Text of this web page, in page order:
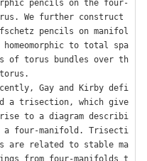
pencils on the four-
We further construct
pencils on manifol
homeomorphic to total spa
of torus bundles over th
Gay and Kirby defi
a trisection, which give
to a diagram describi
a four-manifold. Trisecti
are related to stable ma
from four-manifolds t